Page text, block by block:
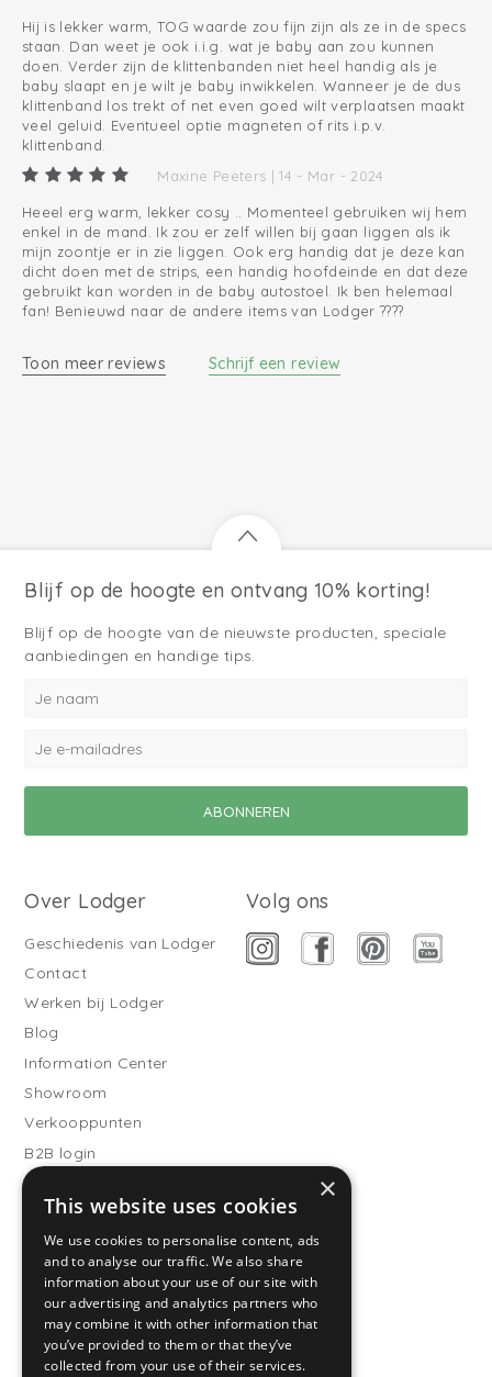
Hij is lekker warm, TOG waarde zou fijn zijn als ze in de specs
staan. Dan weet je ook i.i.g. wat je baby aan zou kunnen
doen. Verder zijn de klittenbanden niet heel handig als je
baby slaapt en je wilt je baby inwikkelen. Wanneer je de dus
klittenband los trekt of net even goed wilt verplaatsen maakt
veel geluid. Eventueel optie magneten of rits i.p.v.
klittenband.
Maxine Peeters | 14 - Mar - 2024
Heeel erg warm, lekker cosy .. Momenteel gebruiken wij hem
enkel in de mand. Ik zou er zelf willen bij gaan liggen als ik
mijn zoontje er in zie liggen. Ook erg handig dat je deze kan
dicht doen met de strips, een handig hoofdeinde en dat deze
gebruikt kan worden in de baby autostoel. Ik ben helemaal
fan! Benieuwd naar de andere items van Lodger ????
Toon meer reviews Schrijf een review
Blijf op de hoogte en ontvang 10% korting!
Blijf op de hoogte van de nieuwste producten, speciale
aanbiedingen en handige tips.
Over Lodger
Geschiedenis van Lodger
Contact
Werken bij Lodger
Blog
Information Center
Showroom
Verkooppunten
B2B login
Buitenslaapzakken
Word verkooppartner
Klantenservice
Veelgestelde vragen
Verzending
Retourneren
Volg ons
×
This website uses cookies
We use cookies to personalise content, ads
and to analyse our traffic. We also share
information about your use of our site with
our advertising and analytics partners who
may combine it with other information that
you’ve provided to them or that they’ve
collected from your use of their services.